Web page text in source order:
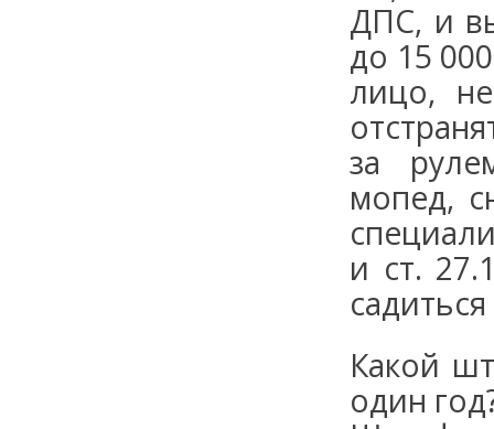
ДПС, и
до 15
лицо,
за
мопед,
и ст.
Какой
один